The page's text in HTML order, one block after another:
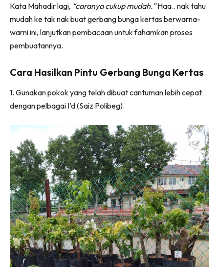
Beli Di Mana
Ilham Impiana Inspirasi Selebriti
Casa Impiana
Impiana MakeOver
Lahar Dekor
Sembang Dekor
Sembang Laman
Tip Impiana
Tip Laman
Hub Ideaktiv
Kata Mahadir lagi, “caranya cukup mudah.”Haa.. nak tahu
mudah ke tak nak buat gerbang bunga kertas berwarna-
warni ini, lanjutkan pembacaan untuk fahamkan proses
pembuatannya.
Cara Hasilkan Pintu Gerbang Bunga Kertas
1. Gunakan pokok yang telah dibuat cantuman lebih cepat
dengan pelbagai I’d (Saiz Polibeg).